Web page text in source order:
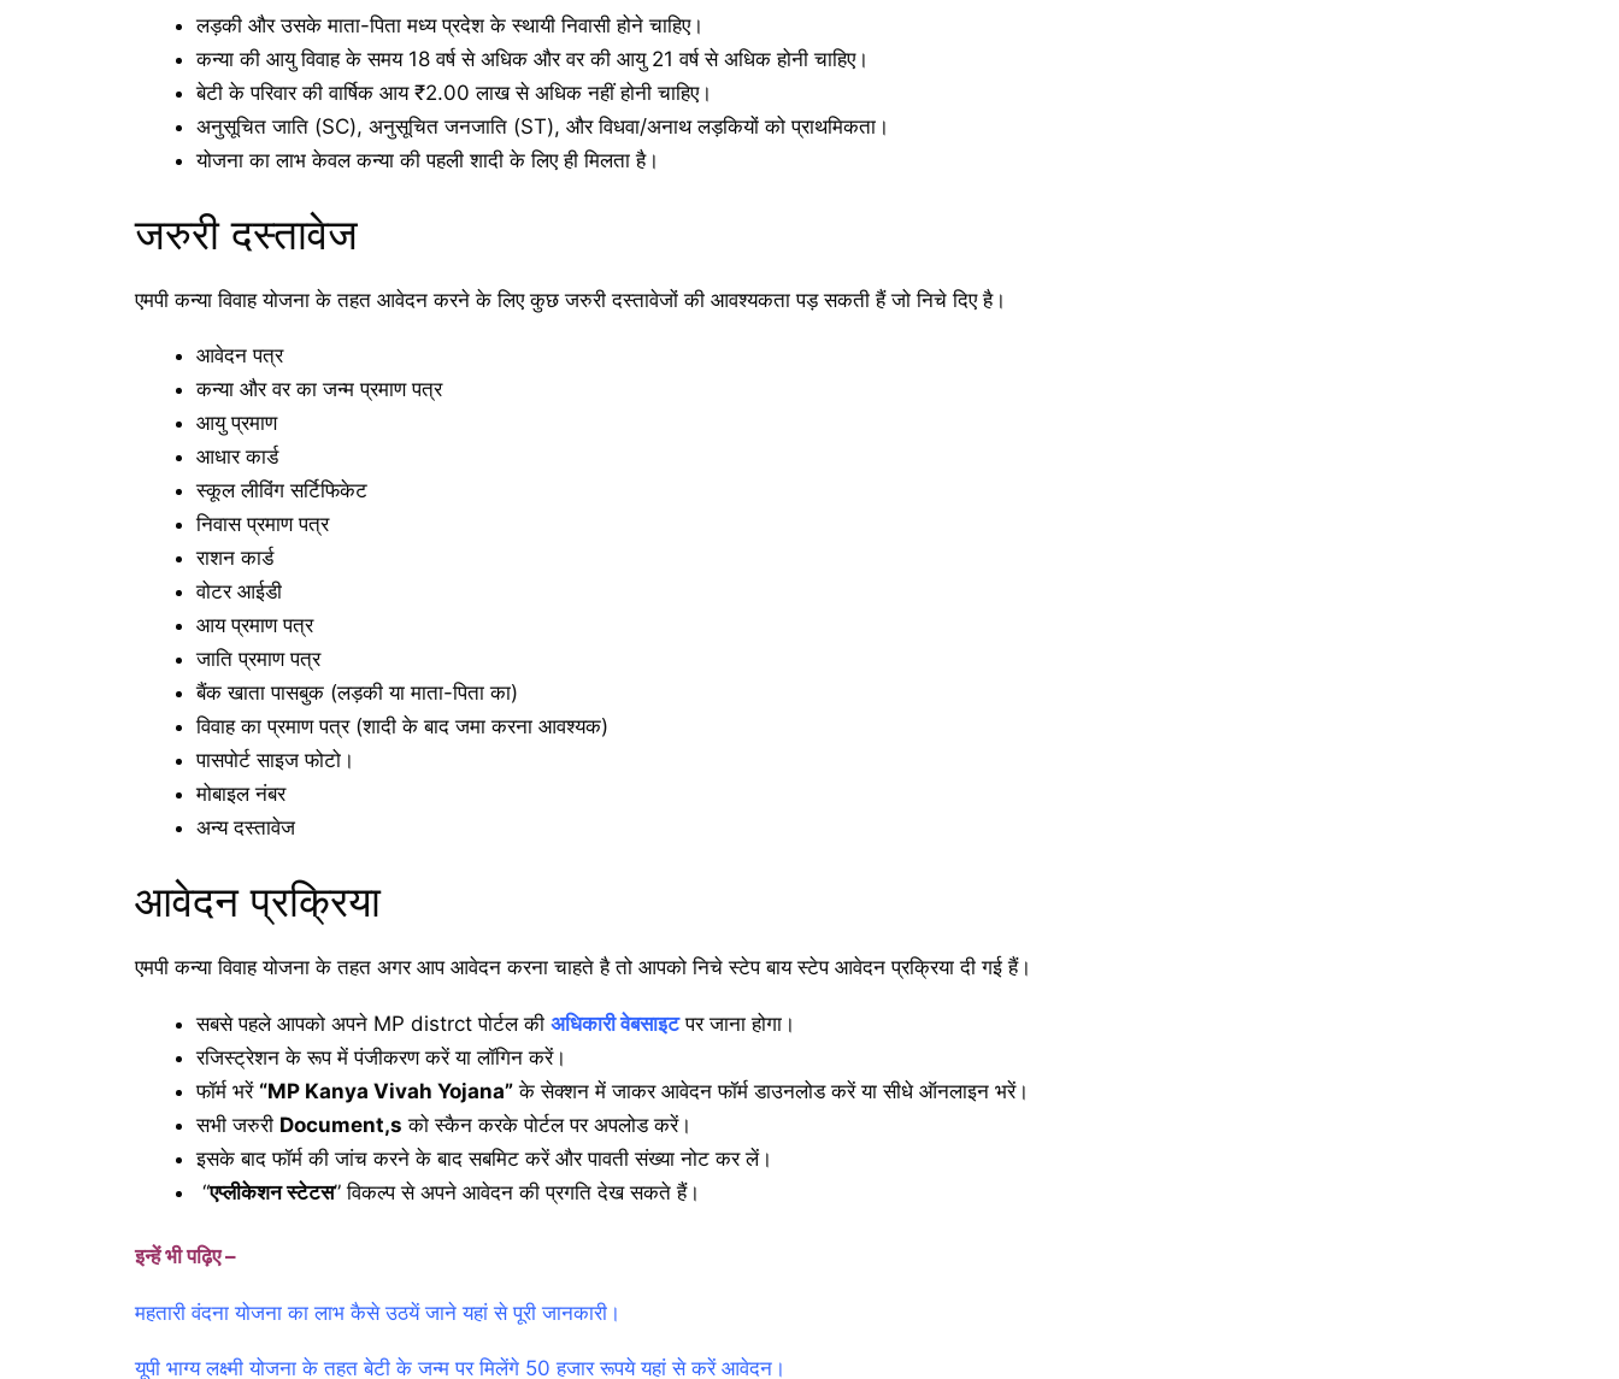
लड़की और उसके माता-पिता मध्य प्रदेश के स्थायी निवासी होने चाहिए।
कन्या की आयु विवाह के समय 18 वर्ष से अधिक और वर की आयु 21 वर्ष से अधिक होनी चाहिए।
बेटी के परिवार की वार्षिक आय ₹2.00 लाख से अधिक नहीं होनी चाहिए।
अनुसूचित जाति (SC), अनुसूचित जनजाति (ST), और विधवा/अनाथ लड़कियों को प्राथमिकता।
योजना का लाभ केवल कन्या की पहली शादी के लिए ही मिलता है।
जरुरी दस्तावेज
एमपी कन्या विवाह योजना के तहत आवेदन करने के लिए कुछ जरुरी दस्तावेजों की आवश्यकता पड़ सकती हैं जो निचे दिए है।
आवेदन पत्र
कन्या और वर का जन्म प्रमाण पत्र
आयु प्रमाण
आधार कार्ड
स्कूल लीविंग सर्टिफिकेट
निवास प्रमाण पत्र
राशन कार्ड
वोटर आईडी
आय प्रमाण पत्र
जाति प्रमाण पत्र
बैंक खाता पासबुक (लड़की या माता-पिता का)
विवाह का प्रमाण पत्र (शादी के बाद जमा करना आवश्यक)
पासपोर्ट साइज फोटो।
मोबाइल नंबर
अन्य दस्तावेज
आवेदन प्रक्रिया
एमपी कन्या विवाह योजना के तहत अगर आप आवेदन करना चाहते है तो आपको निचे स्टेप बाय स्टेप आवेदन प्रक्रिया दी गई हैं।
सबसे पहले आपको अपने MP distrct पोर्टल की अधिकारी वेबसाइटपर जाना होगा।
रजिस्ट्रेशन के रूप में पंजीकरण करें या लॉगिन करें।
फॉर्म भरें “MP Kanya Vivah Yojana” के सेक्शन में जाकर आवेदन फॉर्म डाउनलोड करें या सीधे ऑनलाइन भरें।
सभी जरुरी Document,s को स्कैन करके पोर्टल पर अपलोड करें।
इसके बाद फॉर्म की जांच करने के बाद सबमिट करें और पावती संख्या नोट कर लें।
“एप्लीकेशन स्टेटस” विकल्प से अपने आवेदन की प्रगति देख सकते हैं।
इन्हें भी पढ़िए –
महतारी वंदना योजना का लाभ कैसे उठयें जाने यहां से पूरी जानकारी।
यूपी भाग्य लक्ष्मी योजना के तहत बेटी के जन्म पर मिलेंगे 50 हजार रूपये यहां से करें आवेदन।